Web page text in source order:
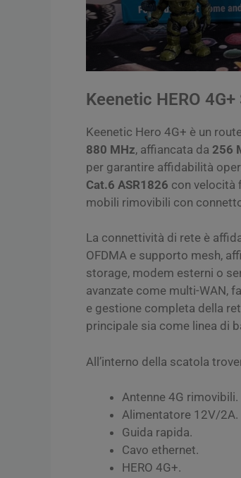
Keenetic HERO
Keenetic Hero 4G+ è un
880 MHz, affiancata da 256
per garantire affidabilità
Cat.6 ASR1826 con velocità
mobili rimovibili con
La connettività di rete è
OFDMA e supporto mesh,
storage, modem esterni o
avanzate come multi-WAN,
e gestione completa della
principale sia come linea di
All’interno della scatola
Antenne 4G rimovibili.
Alimentatore 12V/2A.
Guida rapida.
Cavo ethernet.
HERO 4G+.